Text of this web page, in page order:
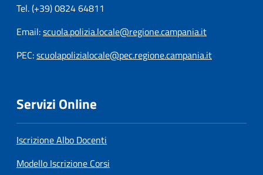
Tel. (+39) 0824 64811
Email:scuola.polizia.locale@regione.campania.it
PEC:scuolapolizialocale@pec.regione.campania.it
Servizi Online
Iscrizione Albo Docenti
Modello Iscrizione Corsi